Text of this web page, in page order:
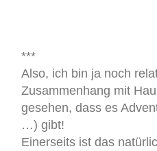
***
Also, ich bin ja noch
Zusammenhang mit
gesehen, dass es
…) gibt!
Einerseits ist das